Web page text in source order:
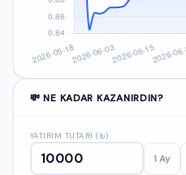
💸 NE KADAR KAZANIRDIN?
YATIRIM TUTARI (₺)
1 Ay